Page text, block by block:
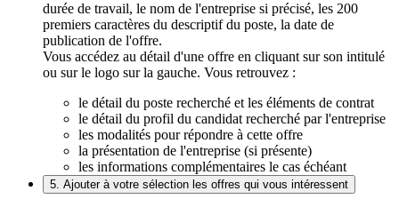
durée de travail, le nom de l'entreprise si précisé, les 200
premiers caractères du descriptif du poste, la date de
publication de l'offre.
Vous accédez au détail d'une offre en cliquant sur son intitulé
ou sur le logo sur la gauche. Vous retrouvez :
le détail du poste recherché et les éléments de contrat
le détail du profil du candidat recherché par l'entreprise
les modalités pour répondre à cette offre
la présentation de l'entreprise (si présente)
les informations complémentaires le cas échéant
5. Ajouter à votre sélection les offres qui vous intéressent